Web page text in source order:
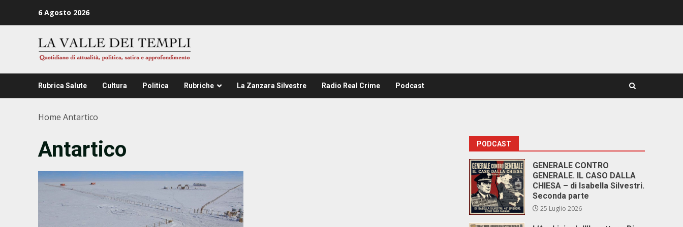
6 Agosto 2026
Rubrica Salute Cultura Politica Rubriche La Zanzara Silvestre Radio Real Crime Podcast
Home Antartico
Antartico PODCAST
GENERALE CONTRO
GENERALE. IL CASO DALLA
CHIESA – di Isabella Silvestri.
Seconda parte
25 Luglio 2026